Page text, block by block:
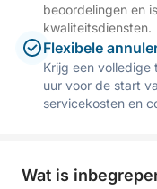
beoordelingen en
kwaliteitsdiensten.
Flexibele
Krijg een
uur voor de start
servicekosten en
Wat is